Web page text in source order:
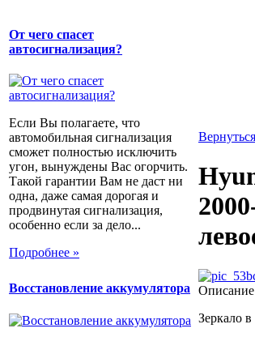
От чего спасет
автосигнализация?
Если Вы полагаете, что
автомобильная сигнализация
сможет полностью исключить
угон, вынуждены Вас огорчить.
Такой гарантии Вам не даст ни
одна, даже самая дорогая и
продвинутая сигнализация,
особенно если за дело...
Подробнее »
Восстановление аккумулятора
Описание
Зеркало